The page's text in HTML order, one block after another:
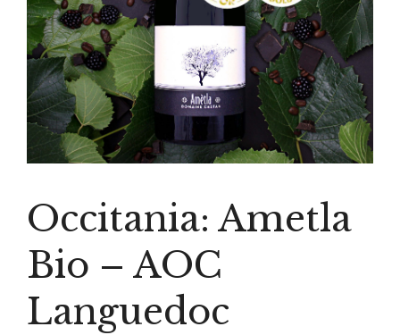
Occitania: Ametla
Bio – AOC
Languedoc